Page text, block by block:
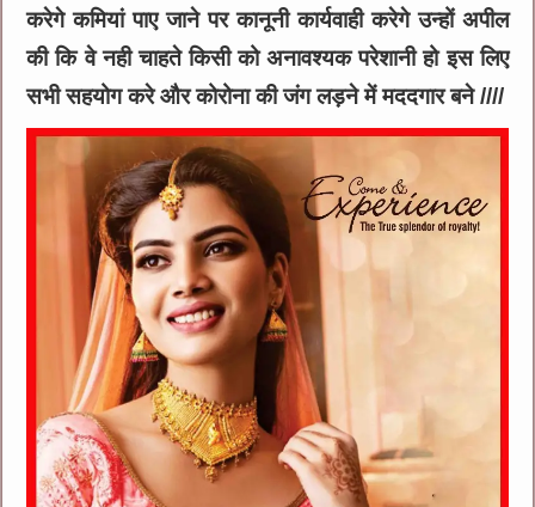
करेगे कमियां पाए जाने पर कानूनी कार्यवाही करेगे उन्हों अपील
की कि वे नही चाहते किसी को अनावश्यक परेशानी हो इस लिए
सभी सहयोग करे और कोरोना की जंग लड़ने में मददगार बने ////